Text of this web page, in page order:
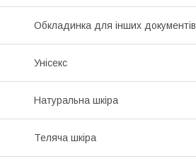
Обкладинка для інших документів
Унісекс
Натуральна шкіра
Теляча шкіра